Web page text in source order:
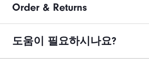
Order & Returns
도움이 필요하시나요?